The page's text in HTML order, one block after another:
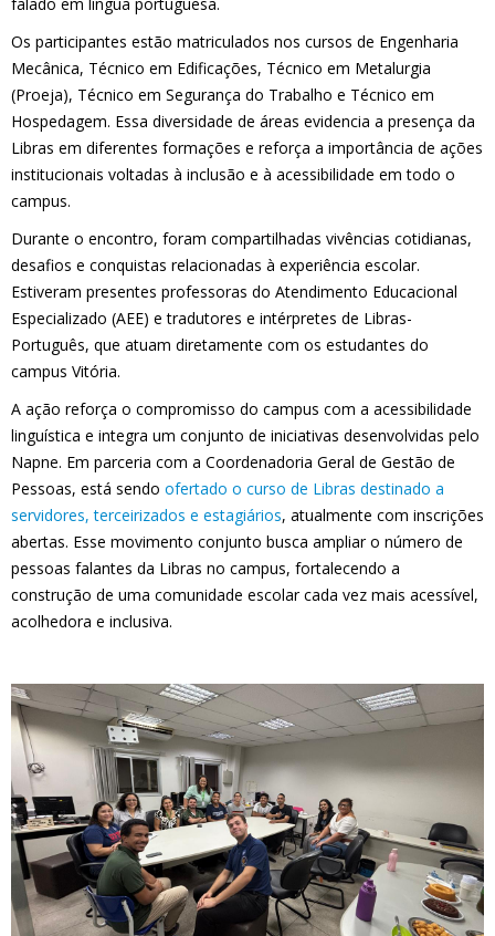
Os participantes estão matriculados nos cursos de Engenharia
Mecânica, Técnico em Edificações, Técnico em Metalurgia
(Proeja), Técnico em Segurança do Trabalho e Técnico em
Hospedagem. Essa diversidade de áreas evidencia a presença da
Libras em diferentes formações e reforça a importância de ações
institucionais voltadas à inclusão e à acessibilidade em todo o
campus.
Durante o encontro, foram compartilhadas vivências cotidianas,
desafios e conquistas relacionadas à experiência escolar.
Estiveram presentes professoras do Atendimento Educacional
Especializado (AEE) e tradutores e intérpretes de Libras-
Português, que atuam diretamente com os estudantes do
campus Vitória.
A ação reforça o compromisso do campus com a acessibilidade
linguística e integra um conjunto de iniciativas desenvolvidas pelo
Napne. Em parceria com a Coordenadoria Geral de Gestão de
Pessoas, está sendo ofertado o curso de Libras destinado a
servidores, terceirizados e estagiários, atualmente com inscrições
abertas. Esse movimento conjunto busca ampliar o número de
pessoas falantes da Libras no campus, fortalecendo a
construção de uma comunidade escolar cada vez mais acessível,
acolhedora e inclusiva.